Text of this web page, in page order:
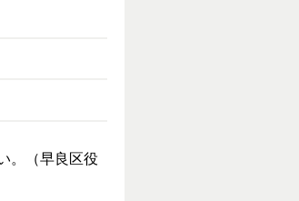
。（早良区役